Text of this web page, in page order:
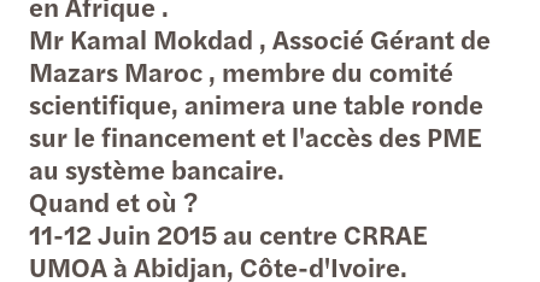
Mr Kamal Mokdad , Associé Gérant de
Mazars Maroc , membre du comité
scientifique, animera une table ronde
sur le financement et l'accès des PME
au système bancaire.
Quand et où ?
11-12 Juin 2015 au centre CRRAE
UMOA à Abidjan, Côte-d'Ivoire.